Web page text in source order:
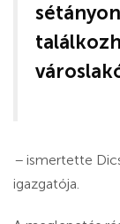
– ismertette
igazgatója.